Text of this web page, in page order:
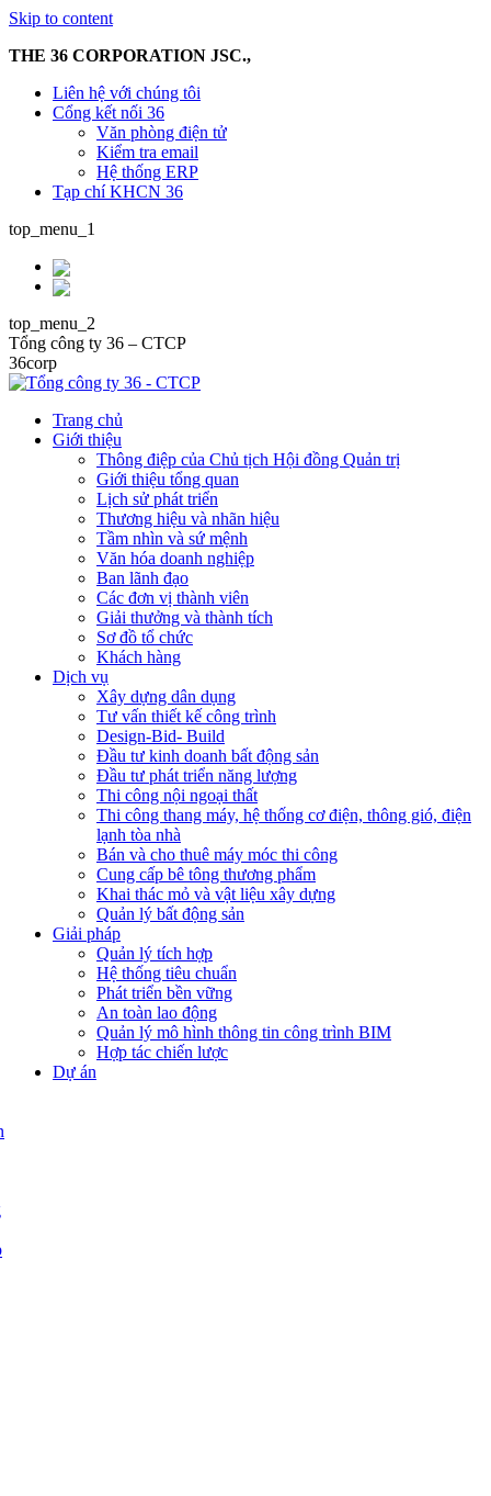
Skip to content
THE 36 CORPORATION JSC.,
Liên hệ với chúng tôi
Cổng kết nối 36
Văn phòng điện tử
Kiểm tra email
Hệ thống ERP
Tạp chí KHCN 36
top_menu_1
top_menu_2
Tổng công ty 36 – CTCP
36corp
Trang chủ
Giới thiệu
Thông điệp của Chủ tịch Hội đồng Quản trị
Giới thiệu tổng quan
Lịch sử phát triển
Thương hiệu và nhãn hiệu
Tầm nhìn và sứ mệnh
Văn hóa doanh nghiệp
Ban lãnh đạo
Các đơn vị thành viên
Giải thưởng và thành tích
Sơ đồ tổ chức
Khách hàng
Dịch vụ
Xây dựng dân dụng
Tư vấn thiết kế công trình
Design-Bid- Build
Đầu tư kinh doanh bất động sản
Đầu tư phát triển năng lượng
Thi công nội ngoại thất
Thi công thang máy, hệ thống cơ điện, thông gió, điện
lạnh tòa nhà
Bán và cho thuê máy móc thi công
Cung cấp bê tông thương phẩm
Khai thác mỏ và vật liệu xây dựng
Quản lý bất động sản
Giải pháp
Quản lý tích hợp
Hệ thống tiêu chuẩn
Phát triển bền vững
An toàn lao động
Quản lý mô hình thông tin công trình BIM
Hợp tác chiến lược
Dự án